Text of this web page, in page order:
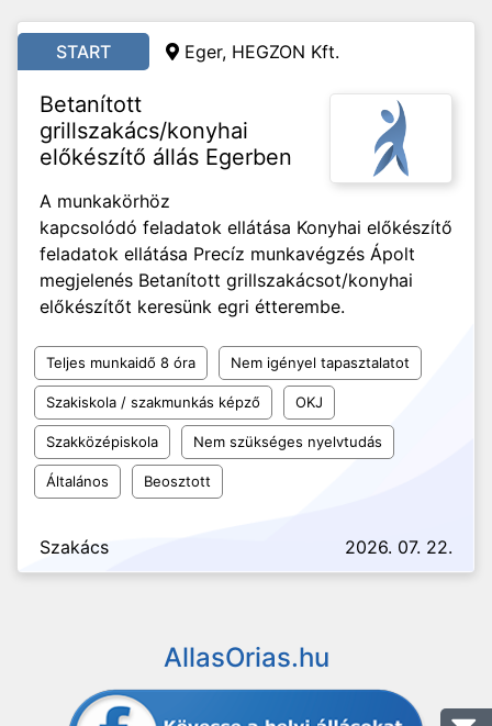
START Eger, HEGZON Kft.
Betanított
grillszakács/konyhai
előkészítő állás Egerben
A munkakörhöz
kapcsolódó feladatok ellátása Konyhai előkészítő
feladatok ellátása Precíz munkavégzés Ápolt
megjelenés Betanított grillszakácsot/konyhai
előkészítőt keresünk egri étterembe.
Teljes munkaidő 8 óra Nem igényel tapasztalatot
Szakiskola / szakmunkás képző OKJ
Szakközépiskola Nem szükséges nyelvtudás
Általános Beosztott
Szakács 2026. 07. 22.
AllasOrias.hu